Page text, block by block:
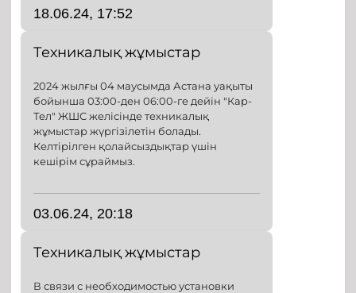
18.06.24, 17:52
Техникалық жұмыстар
2024 жылғы 04 маусымда Астана уақыты
бойынша 03:00-ден 06:00-ге дейін "Кар-
Тел" ЖШС желісінде техникалық
жұмыстар жүргізілетін болады.
Келтірілген қолайсыздықтар үшін
кешірім сұраймыз.
03.06.24, 20:18
Техникалық жұмыстар
В связи с необходимостью установки